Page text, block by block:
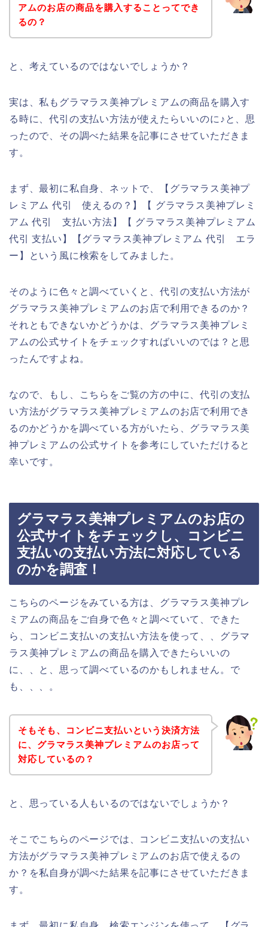
アムのお店の商品を購入することってでき
るの？
と、考えているのではないでしょうか？
実は、私もグラマラス美神プレミアムの商品を購入す
る時に、代引の支払い方法が使えたらいいのに♪と、思
ったので、その調べた結果を記事にさせていただきま
す。
まず、最初に私自身、ネットで、【グラマラス美神プ
レミアム 代引 使えるの？】【 グラマラス美神プレミ
アム 代引 支払い方法】【 グラマラス美神プレミアム
代引 支払い】【グラマラス美神プレミアム 代引 エラ
ー】という風に検索をしてみました。
そのように色々と調べていくと、代引の支払い方法が
グラマラス美神プレミアムのお店で利用できるのか？
それともできないかどうかは、グラマラス美神プレミ
アムの公式サイトをチェックすればいいのでは？と思
ったんですよね。
なので、もし、こちらをご覧の方の中に、代引の支払
い方法がグラマラス美神プレミアムのお店で利用でき
るのかどうかを調べている方がいたら、グラマラス美
神プレミアムの公式サイトを参考にしていただけると
幸いです。
グラマラス美神プレミアムのお店の
公式サイトをチェックし、コンビニ
支払いの支払い方法に対応している
のかを調査！
こちらのページをみている方は、グラマラス美神プレ
ミアムの商品をご自身で色々と調べていて、できた
ら、コンビニ支払いの支払い方法を使って、、グラマ
ラス美神プレミアムの商品を購入できたらいいの
に、、と、思って調べているのかもしれません。で
も、、、。
そもそも、コンビニ支払いという決済方法
に、グラマラス美神プレミアムのお店って
対応しているの？
と、思っている人もいるのではないでしょうか？
そこでこちらのページでは、コンビニ支払いの支払い
方法がグラマラス美神プレミアムのお店で使えるの
か？を私自身が調べた結果を記事にさせていただきま
す。